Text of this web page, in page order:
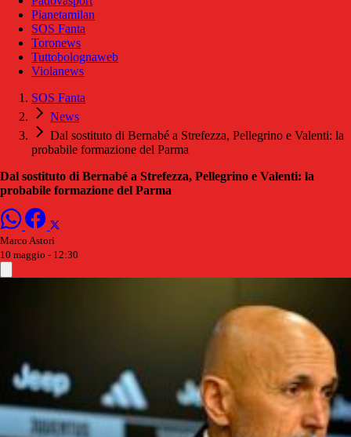
Pianetamilan
SOS Fanta
Toronews
Tuttobolognaweb
Violanews
SOS Fanta
News
Dal sostituto di Bernabé a Strefezza, Pellegrino e Valenti: la
probabile formazione del Parma
Dal sostituto di Bernabé a Strefezza, Pellegrino e Valenti: la
probabile formazione del Parma
Marco Astori
10 maggio - 12:30